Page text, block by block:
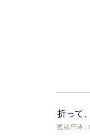
折って
投稿日時 :